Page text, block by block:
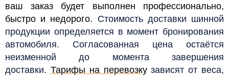
ваш заказ будет выполнен профессионально,
быстро и недорого. Стоимость доставки шинной
продукции определяется в момент бронирования
автомобиля. Согласованная цена остаётся
неизменной до момента завершения
доставки. Тарифы на перевозкузависят от веса,